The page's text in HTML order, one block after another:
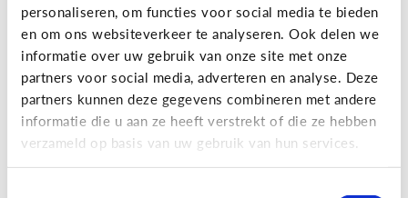
personaliseren, om functies voor social media te bieden
en om ons websiteverkeer te analyseren. Ook delen we
informatie over uw gebruik van onze site met onze
partners voor social media, adverteren en analyse. Deze
partners kunnen deze gegevens combineren met andere
informatie die u aan ze heeft verstrekt of die ze hebben
verzameld op basis van uw gebruik van hun services.
Nieuws en informatie
7 tips om met je kind te praten
over nieuws